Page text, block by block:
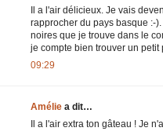
Il a l'air délicieux. Je vais
rapprocher du pays basque :-
noires que je trouve dans le
je compte bien trouver un petit
09:29
Amélie a dit…
Il a l'air extra ton gâteau ! Je